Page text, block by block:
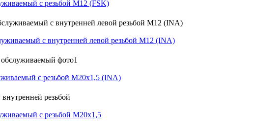
с резьбой M12 (FSK)
с внутренней левой резьбой M12 (INA)
с резьбой M20x1,5 (INA)
с резьбой M20x1,5